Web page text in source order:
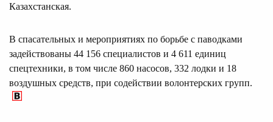
Казахстанская.
В спасательных и мероприятиях по борьбе с паводками
задействованы 44 156 специалистов и 4 611 единиц
спецтехники, в том числе 860 насосов, 332 лодки и 18
воздушных средств, при содействии волонтерских групп.